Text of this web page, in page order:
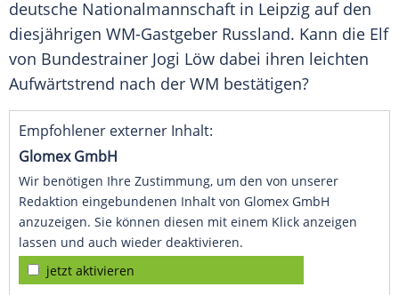
deutsche Nationalmannschaft in Leipzig auf den
diesjährigen WM-Gastgeber Russland. Kann die Elf
von Bundestrainer Jogi Löw dabei ihren leichten
Aufwärtstrend nach der WM bestätigen?
Empfohlener externer Inhalt:
Glomex GmbH
Wir benötigen Ihre Zustimmung, um den von unserer
Redaktion eingebundenen Inhalt von Glomex GmbH
anzuzeigen. Sie können diesen mit einem Klick anzeigen
lassen und auch wieder deaktivieren.
jetzt aktivieren